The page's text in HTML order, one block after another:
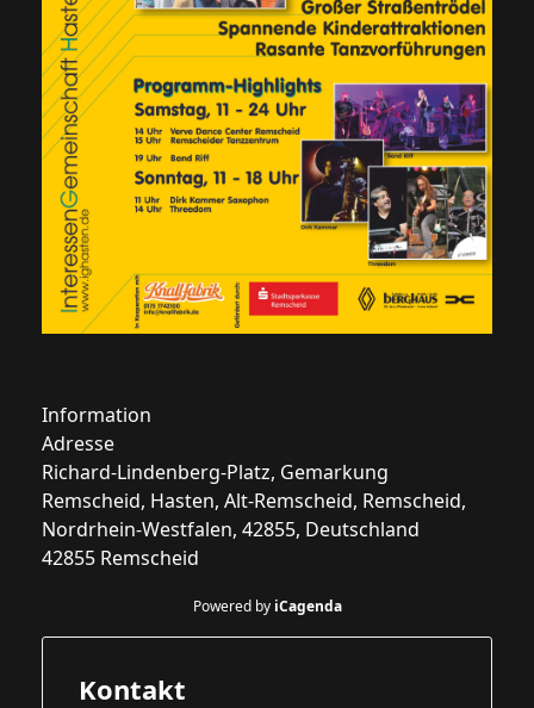
Information
Adresse
Richard-Lindenberg-Platz, Gemarkung
Remscheid, Hasten, Alt-Remscheid, Remscheid,
Nordrhein-Westfalen, 42855, Deutschland
42855 Remscheid
Powered by iCagenda
Kontakt